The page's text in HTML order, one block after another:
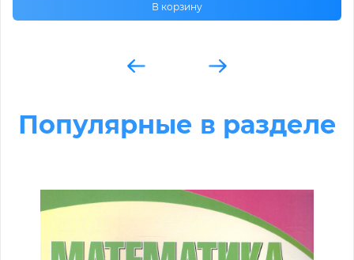
В корзину
Популярные в разделе